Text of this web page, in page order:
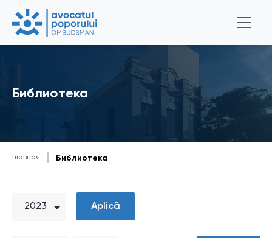
Библиотека
Главная Библиотека
Aplică